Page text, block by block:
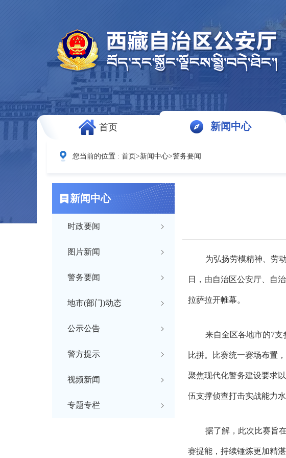
首页 新闻中心
您当前的位置 : 首页>新闻中心>警务要闻
新闻中心
时政要闻
图片新闻
警务要闻
地市(部门)动态
公示公告
警方提示
视频新闻
专题专栏
为弘扬劳模精神、劳
日，由自治区公安厅、自
拉萨拉开帷幕。
来自全区各地市的7支
比拼。比赛统一赛场布置
聚焦现代化警务建设要求
伍支撑侦查打击实战能力水
据了解，此次比赛旨
赛提能，持续锤炼更加精